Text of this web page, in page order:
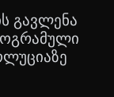
გავლენა